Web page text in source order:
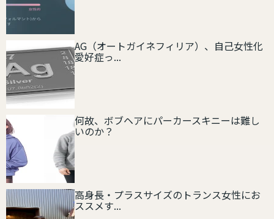
AG（オートガイネフィリア）、自己女性化
愛好症っ...
何故、ボブヘアにパーカースキニーは難し
いのか？
高身長・プラスサイズのトランス女性にお
ススメす...